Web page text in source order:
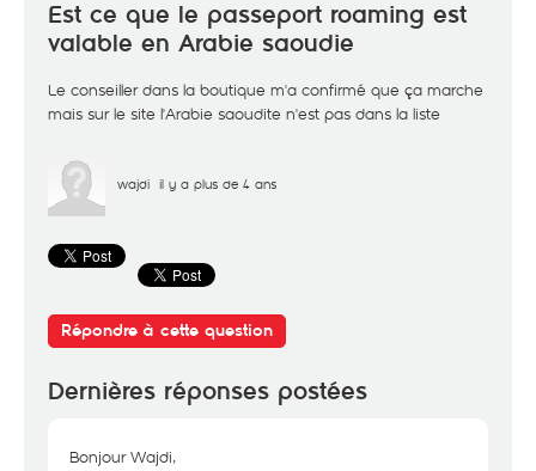
Est ce que le passeport roaming est
valable en Arabie saoudie
Le conseiller dans la boutique m'a confirmé que ça marche
mais sur le site l'Arabie saoudite n'est pas dans la liste
wajdi il y a plus de 4 ans
Répondre à cette question
Dernières réponses postées
Bonjour Wajdi,